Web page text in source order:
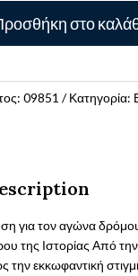
18.00€.
στο
09851 Κατηγορία:
για τον αγώνα
της Ιστορίας Από
την εκκωφαντική